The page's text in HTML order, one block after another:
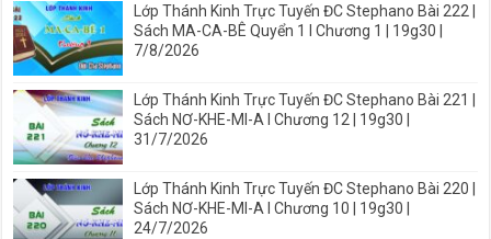
Lớp Thánh Kinh Trực Tuyến ĐC Stephano Bài 222 |
Sách MA-CA-BÊ Quyển 1 I Chương 1 | 19g30 |
7/8/2026
Lớp Thánh Kinh Trực Tuyến ĐC Stephano Bài 221 |
Sách NƠ-KHE-MI-A I Chương 12 | 19g30 |
31/7/2026
Lớp Thánh Kinh Trực Tuyến ĐC Stephano Bài 220 |
Sách NƠ-KHE-MI-A I Chương 10 | 19g30 |
24/7/2026